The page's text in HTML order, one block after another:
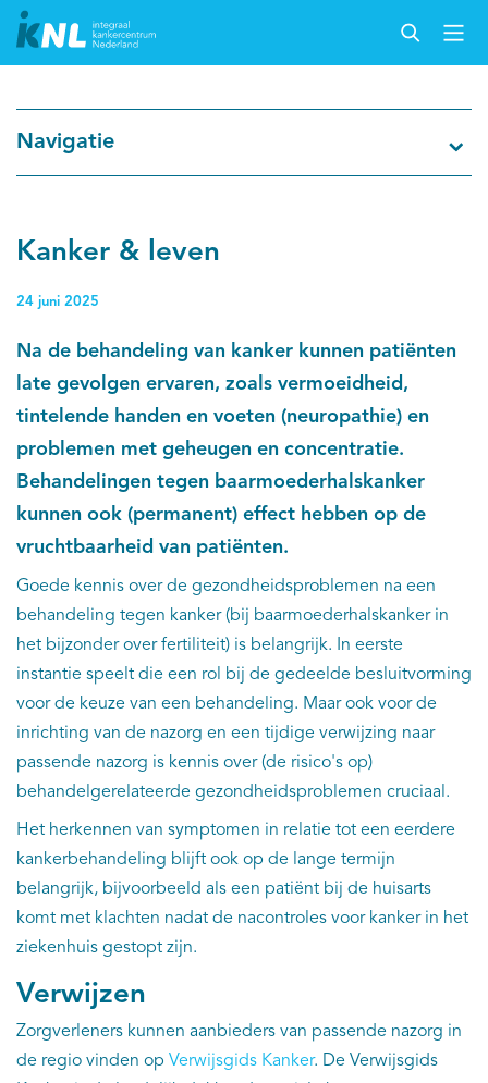
Cijfers over kanker
Over IKNL
Kanker & leven
Palliatieve zorg
Kankeratlas
IKNL and the NCR
Dure geneesmiddelen
Itemsets
Nieuws
Trials
Webshop
Navigatie
Kanker & leven
24 juni 2025
Na de behandeling van kanker kunnen patiënten
late gevolgen ervaren, zoals vermoeidheid,
tintelende handen en voeten (neuropathie) en
problemen met geheugen en concentratie.
Behandelingen tegen baarmoederhalskanker
kunnen ook (permanent) effect hebben op de
vruchtbaarheid van patiënten.
Goede kennis over de gezondheidsproblemen na een
behandeling tegen kanker (bij baarmoederhalskanker in
het bijzonder over fertiliteit) is belangrijk. In eerste
instantie speelt die een rol bij de gedeelde besluitvorming
voor de keuze van een behandeling. Maar ook voor de
inrichting van de nazorg en een tijdige verwijzing naar
passende nazorg is kennis over (de risico's op)
behandelgerelateerde gezondheidsproblemen cruciaal.
Het herkennen van symptomen in relatie tot een eerdere
kankerbehandeling blijft ook op de lange termijn
belangrijk, bijvoorbeeld als een patiënt bij de huisarts
komt met klachten nadat de nacontroles voor kanker in het
ziekenhuis gestopt zijn.
Verwijzen
Zorgverleners kunnen aanbieders van passende nazorg in
de regio vinden op Verwijsgids Kanker. De Verwijsgids